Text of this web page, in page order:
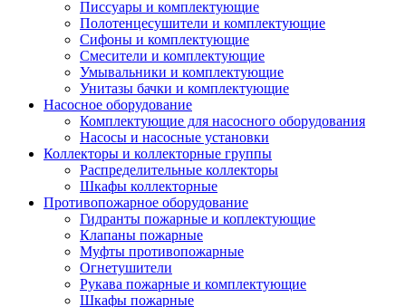
Писсуары и комплектующие
Полотенцесушители и комплектующие
Сифоны и комплектующие
Смесители и комплектующие
Умывальники и комплектующие
Унитазы бачки и комплектующие
Насосное оборудование
Комплектующие для насосного оборудования
Насосы и насосные установки
Коллекторы и коллекторные группы
Распределительные коллекторы
Шкафы коллекторные
Противопожарное оборудование
Гидранты пожарные и коплектующие
Клапаны пожарные
Муфты противопожарные
Огнетушители
Рукава пожарные и комплектующие
Шкафы пожарные